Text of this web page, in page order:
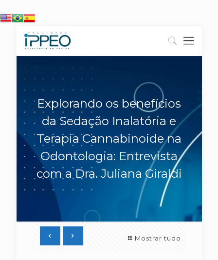
Explorando os benefícios
da Sedação Inalatória e
Terapia Cannabinoide na
Odontologia: Entrevista
com a Dra. Juliana Giraldi
Mostrar tudo